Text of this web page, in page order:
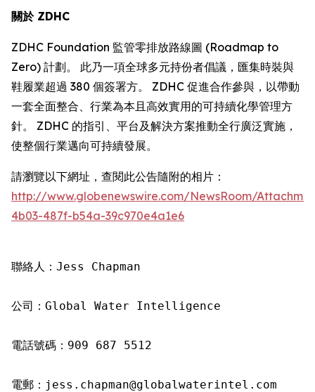
關於 ZDHC
ZDHC Foundation 監管零排放路線圖 (Roadmap to
Zero) 計劃。 此乃一項全球多元持份者倡議，匯集時裝與
鞋履業超過 380 個簽署方。 ZDHC 促進合作參與，以帶動
一套全面整合、行業為本且高效實用的可持續化學管理方
針。 ZDHC 的指引、平台及解決方案推動全行廣泛實施，
使整個行業邁向可持續發展。
請瀏覽以下網址，查閱此公告隨附的相片：
http://www.globenewswire.com/NewsRoom/
4b03-487f-b54a-39c970e4a1e6
聯絡人：Jess Chapman
公司：Global Water Intelligence
電話號碼：909 687 5512
電郵：jess.chapman@globalwaterintel.com